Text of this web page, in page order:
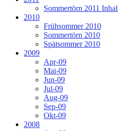
Sommertörn 2011
2010
Frühsommer 2010
Sommertörn 2010
Spätsommer 2010
2009
Apr-09
Mai-09
Jun-09
Jul-09
Aug-09
Sep-09
Okt-09
2008